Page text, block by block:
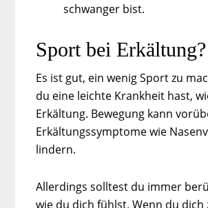
schwanger bist.
Sport bei Erkältung?
Es ist gut, ein wenig Sport zu
du eine leichte Krankheit hast,
Erkältung. Bewegung kann
Erkältungssymptome wie
lindern.
Allerdings solltest du immer
wie du dich fühlst. Wenn du dich